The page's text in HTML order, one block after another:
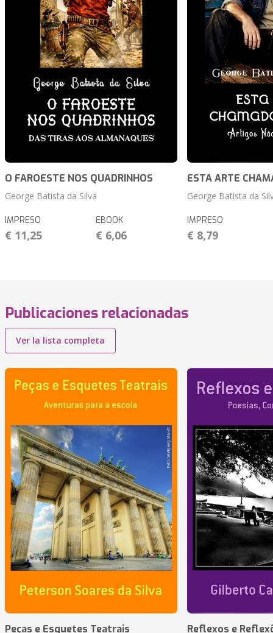
O FAROESTE NOS QUADRINHOS
George Batista da Silva
IMPRESO
€ 11,25
EBOOK
€ 6,06
ESTA ARTE
George Batista da
IMPRESO
€ 8,79
Publicaciones relacionadas
Ver la lista completa
Peças e Esquetes Teatrais Reflexos e